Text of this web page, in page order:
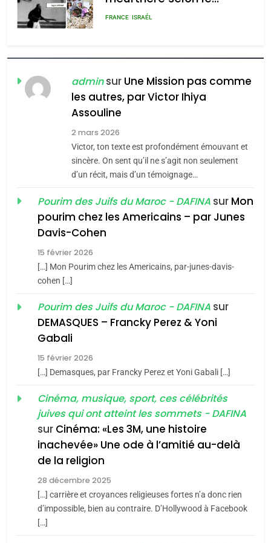
rapport d’ADL contre
FRANCE ISRAÉL
FIÈRE, DIGNE ET RÉSILIENTE :
POURQUOI JE REVENDIQUE
MA JUDAÏTE par Thérèse
Zrihen-Dvir
ISRAÉL JUDAISME
CE QUI NOUS MANQUE –
Jacques Hadida
JUDAISME
Maroc : Les amandes de
Tafraout, le miel de Tadla
du terroir
Oeil ravageur – Vanessa
De Loya Stauber
«Tu dis génocide, je dis
guerre»: La nouvelle
chanson de Boy George
ISRAÉL JUDAISME
adminsur Une Mission pas comme
les autres, par Victor Ihiya
Assouline
2 mars 2026
Victor, ton texte est profondément émouvant et
sincère. On sent qu’il ne s’agit non seulement
d’un récit, mais d’un témoignage…
Pourim des Juifs du Maroc - DAFINA sur Mon
pourim chez les Americains – par Junes
Davis-Cohen
15 février 2026
[…] Mon Pourim chez les Americains, par-junes-davis-
cohen […]
Pourim des Juifs du Maroc - DAFINA sur
DEMASQUES – Francky Perez & Yoni
Gabali
15 février 2026
[…] Demasques, par Francky Perez et Yoni Gabali […]
Cinéma, musique, sport, ces célébrités
juives qui ont atteint les sommets - DAFINA
sur Cinéma: «Les 3M, une histoire
inachevée» Une ode à l’amitié au-delà
de la religion
28 décembre 2025
[…] carrière et croyances religieuses fortes n’a donc rien
d’impossible, bien au contraire. D’Hollywood à Facebook
[…]
meurtrière selon le rapport
l’antisémitisme
FIÈRE, DIGNE ET RÉSILIENTE :
POURQUOI JE REVENDIQUE
MA JUDAÏTE par Thérèse
Zrihen-Dvir
ISRAÉL
CE QUI NOUS MANQUE –